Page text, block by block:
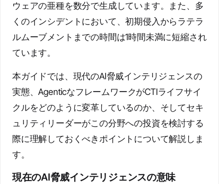
ウェアの亜種を数分で生成しています。また、多
くのインシデントにおいて、初期侵入からラテラ
ルムーブメントまでの時間は1時間未満に短縮され
ています。
本ガイドでは、現代のAI脅威インテリジェンスの
実態、AgenticなフレームワークがCTIライフサイ
クルをどのように変革しているのか、そしてセキ
ュリティリーダーがこの分野への投資を検討する
際に理解しておくべきポイントについて解説しま
す。
現在のAI脅威インテリジェンスの意味